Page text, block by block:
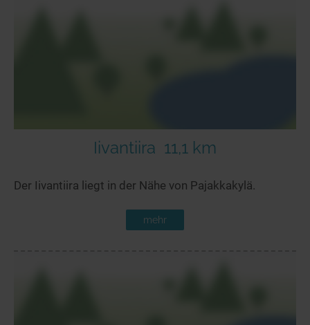
Iivantiira 11,1 km
Der Iivantiira liegt in der Nähe von Pajakkakylä.
mehr